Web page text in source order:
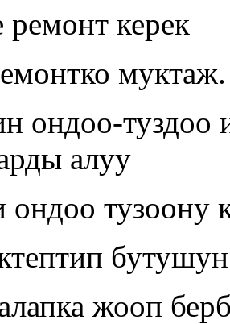
ремонт керек
муктаж.
ондоо-туздоо
алуу
ондоо тузоону
жооп